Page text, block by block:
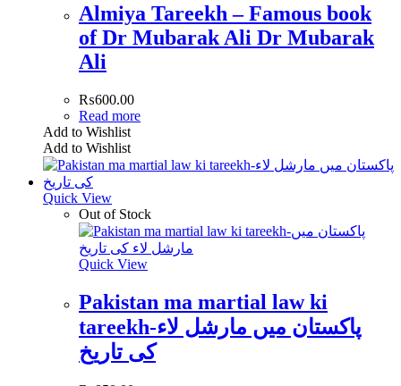
Almiya Tareekh – Famous book
of Dr Mubarak Ali Dr Mubarak
Ali
₨600.00
Read more
Add to Wishlist
Add to Wishlist
Quick View
Out of Stock
Quick View
Pakistan ma martial law ki
tareekh-پاکستان میں مارشل لاء
کی تاریخ